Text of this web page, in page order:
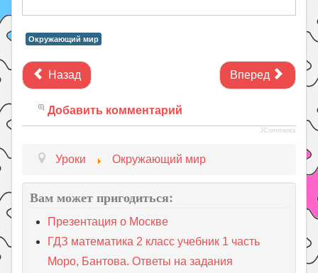
Окружающий мир
Назад Вперед
Добавить комментарий
JComments
Уроки Окружающий мир
Вам может пригодиться:
Презентация о Москве
ГДЗ математика 2 класс учебник 1 часть
Моро, Бантова. Ответы на задания